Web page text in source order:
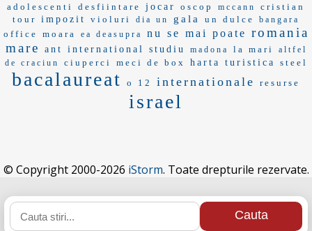
adolescenti
desfiintare jocar oscop mccann
cristian
tour impozit violuri dia un gala un dulce bangara
office moara ea deasupra nu se mai poate romania
mare
ant international studiu madona la mari
altfel
de craciun
ciuperci meci de box harta turistica steel
bacalaureat o 12 internationale resurse
israel
© Copyright 2000-2026 iStorm. Toate drepturile rezervate.